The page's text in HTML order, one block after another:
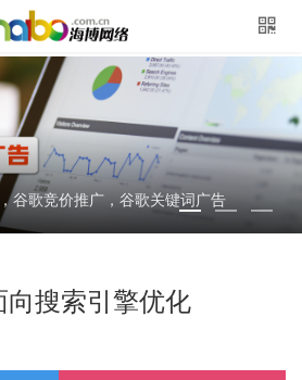
制，SEO，H5，响应式
向搜索引擎优化